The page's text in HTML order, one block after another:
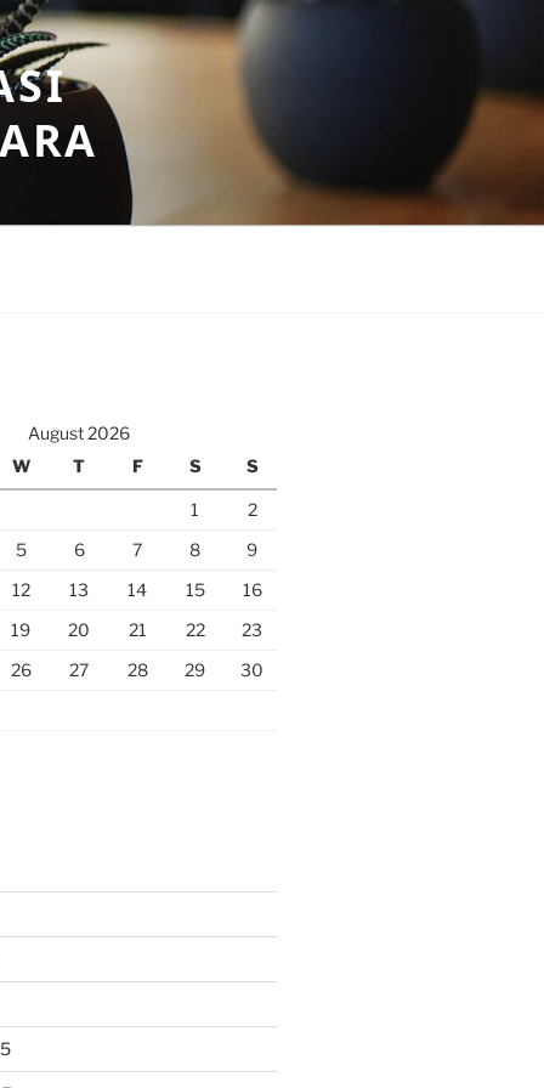
August 2026
W T F S S
1
2
5 6 7 8
9
12 13 14 15
16
19 20 21 22
23
26 27 28 29
30